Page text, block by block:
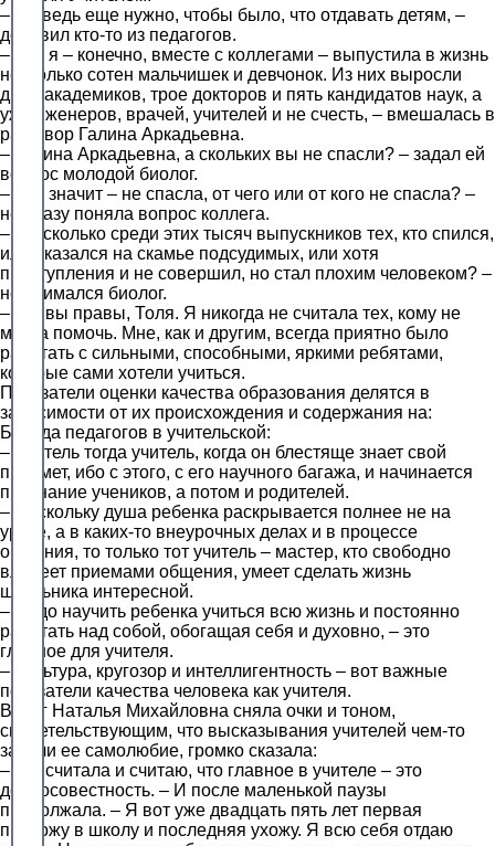
– Но ведь еще нужно, чтобы было, что отдавать детям, –
добавил кто-то из педагогов.
– Вот я – конечно, вместе с коллегами – выпустила в жизнь
несколько сотен мальчишек и девчонок. Из них выросли
двое академиков, трое докторов и пять кандидатов наук, а
уж инженеров, врачей, учителей и не счесть, – вмешалась в
разговор Галина Аркадьевна.
– Галина Аркадьевна, а скольких вы не спасли? – задал ей
вопрос молодой биолог.
– Что значит – не спасла, от чего или от кого не спасла? –
не сразу поняла вопрос коллега.
– Ну, сколько среди этих тысяч выпускников тех, кто спился,
или оказался на скамье подсудимых, или хотя
преступления и не совершил, но стал плохим человеком? –
не унимался биолог.
– Да, вы правы, Толя. Я никогда не считала тех, кому не
могла помочь. Мне, как и другим, всегда приятно было
работать с сильными, способными, яркими ребятами,
которые сами хотели учиться.
Показатели оценки качества образования делятся в
зависимости от их происхождения и содержания на:
Беседа педагогов в учительской:
– Учитель тогда учитель, когда он блестяще знает свой
предмет, ибо с этого, с его научного багажа, и начинается
признание учеников, а потом и родителей.
– Поскольку душа ребенка раскрывается полнее не на
уроке, а в каких-то внеурочных делах и в процессе
общения, то только тот учитель – мастер, кто свободно
владеет приемами общения, умеет сделать жизнь
школьника интересной.
– Надо научить ребенка учиться всю жизнь и постоянно
работать над собой, обогащая себя и духовно, – это
главное для учителя.
– Культура, кругозор и интеллигентность – вот важные
показатели качества человека как учителя.
Вдруг Наталья Михайловна сняла очки и тоном,
свидетельствующим, что высказывания учителей чем-то
задели ее самолюбие, громко сказала:
– А я считала и считаю, что главное в учителе – это
добросовестность. – И после маленькой паузы
продолжала. – Я вот уже двадцать пять лет первая
прихожу в школу и последняя ухожу. Я всю себя отдаю